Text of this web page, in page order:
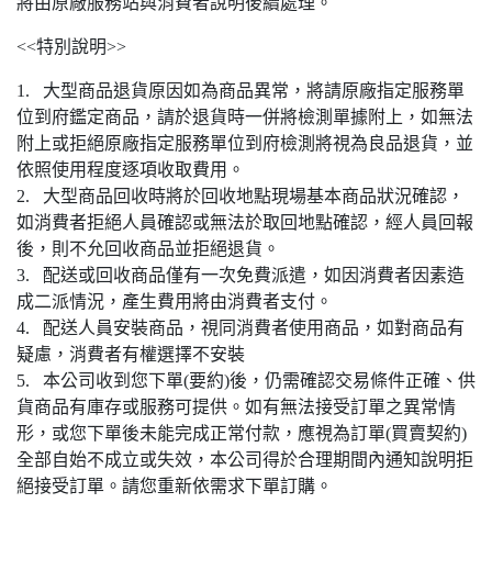
<<特別說明>>
1. 大型商品退貨原因如為商品異常，將請原廠指定服務單
位到府鑑定商品，請於退貨時一併將檢測單據附上，如無法
附上或拒絕原廠指定服務單位到府檢測將視為良品退貨，並
依照使用程度逐項收取費用。
2. 大型商品回收時將於回收地點現場基本商品狀況確認，
如消費者拒絕人員確認或無法於取回地點確認，經人員回報
後，則不允回收商品並拒絕退貨。
3. 配送或回收商品僅有一次免費派遣，如因消費者因素造
成二派情況，產生費用將由消費者支付。
4. 配送人員安裝商品，視同消費者使用商品，如對商品有
疑慮，消費者有權選擇不安裝
5. 本公司收到您下單(要約)後，仍需確認交易條件正確、供
貨商品有庫存或服務可提供。如有無法接受訂單之異常情
形，或您下單後未能完成正常付款，應視為訂單(買賣契約)
全部自始不成立或失效，本公司得於合理期間內通知說明拒
絕接受訂單。請您重新依需求下單訂購。